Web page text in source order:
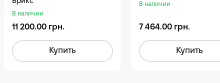
В наличии
11 200.00 грн.
Купить
В наличии
7 464.00 грн.
Купить